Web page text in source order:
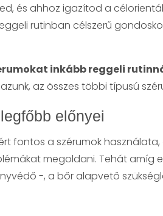
és ahhoz igazítod a
rutinban célszerű
inkább reggeli
az összes többi típusú
előnyei
fontos a szérumok
megoldani. Tehát amíg
-, a bőr alapvető